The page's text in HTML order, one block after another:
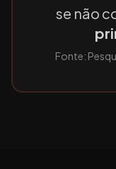
se não
Fonte: